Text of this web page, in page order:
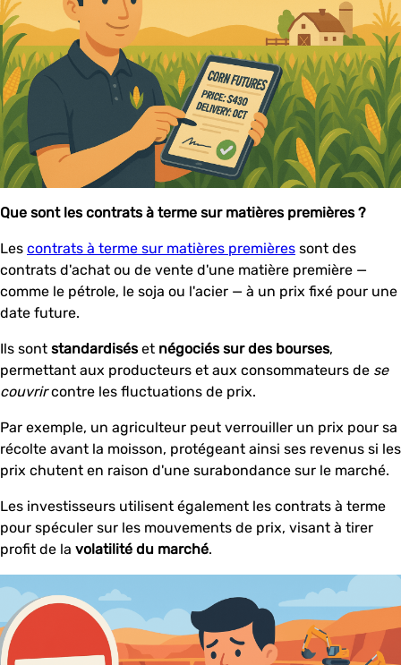
Que sont les contrats à terme sur matières premières ?
Les contrats à terme sur matières premières sont des
contrats d'achat ou de vente d'une matière première —
comme le pétrole, le soja ou l'acier — à un prix fixé pour une
date future.
Ils sont standardiséset négociés sur des bourses,
permettant aux producteurs et aux consommateurs de se
couvrircontre les fluctuations de prix.
Par exemple, un agriculteur peut verrouiller un prix pour sa
récolte avant la moisson, protégeant ainsi ses revenus si les
prix chutent en raison d'une surabondance sur le marché.
Les investisseurs utilisent également les contrats à terme
pour spéculer sur les mouvements de prix, visant à tirer
profit de la volatilité du marché.